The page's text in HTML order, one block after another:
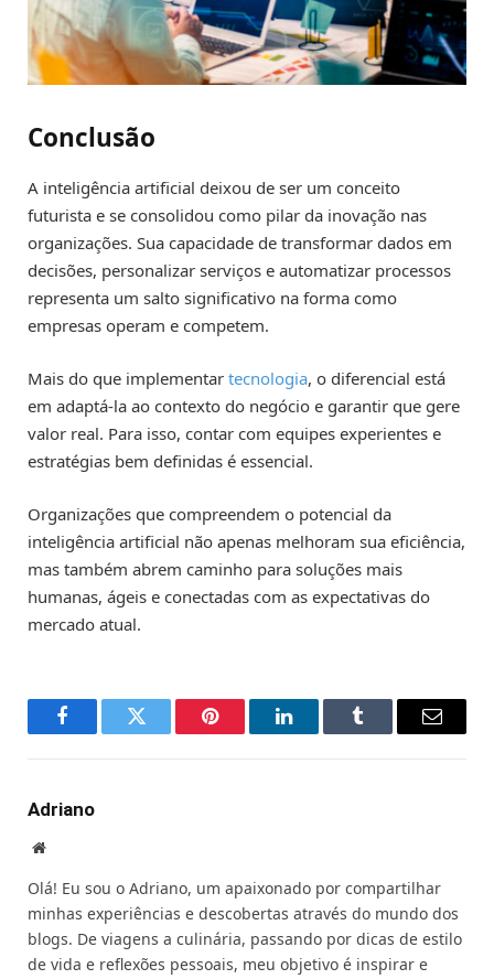
Conclusão
A inteligência artificial deixou de ser um conceito
futurista e se consolidou como pilar da inovação nas
organizações. Sua capacidade de transformar dados em
decisões, personalizar serviços e automatizar processos
representa um salto significativo na forma como
empresas operam e competem.
Mais do que implementar tecnologia, o diferencial está
em adaptá-la ao contexto do negócio e garantir que gere
valor real. Para isso, contar com equipes experientes e
estratégias bem definidas é essencial.
Organizações que compreendem o potencial da
inteligência artificial não apenas melhoram sua eficiência,
mas também abrem caminho para soluções mais
humanas, ágeis e conectadas com as expectativas do
mercado atual.
FacebookTwitter Pinterest LinkedInTumblr Email
Adriano
Website
Olá! Eu sou o Adriano, um apaixonado por compartilhar
minhas experiências e descobertas através do mundo dos
blogs. De viagens a culinária, passando por dicas de estilo
de vida e reflexões pessoais, meu objetivo é inspirar e